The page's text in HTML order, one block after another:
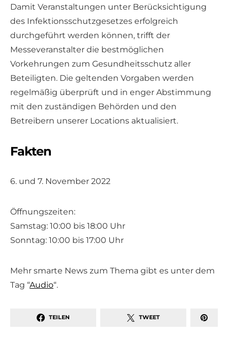
Damit Veranstaltungen unter Berücksichtigung
des Infektionsschutzgesetzes erfolgreich
durchgeführt werden können, trifft der
Messeveranstalter die bestmöglichen
Vorkehrungen zum Gesundheitsschutz aller
Beteiligten. Die geltenden Vorgaben werden
regelmäßig überprüft und in enger Abstimmung
mit den zuständigen Behörden und den
Betreibern unserer Locations aktualisiert.
Fakten
6. und 7. November 2022
Öffnungszeiten:
Samstag: 10:00 bis 18:00 Uhr
Sonntag: 10:00 bis 17:00 Uhr
Mehr smarte News zum Thema gibt es unter dem
Tag “Audio“.
TEILEN TWEET